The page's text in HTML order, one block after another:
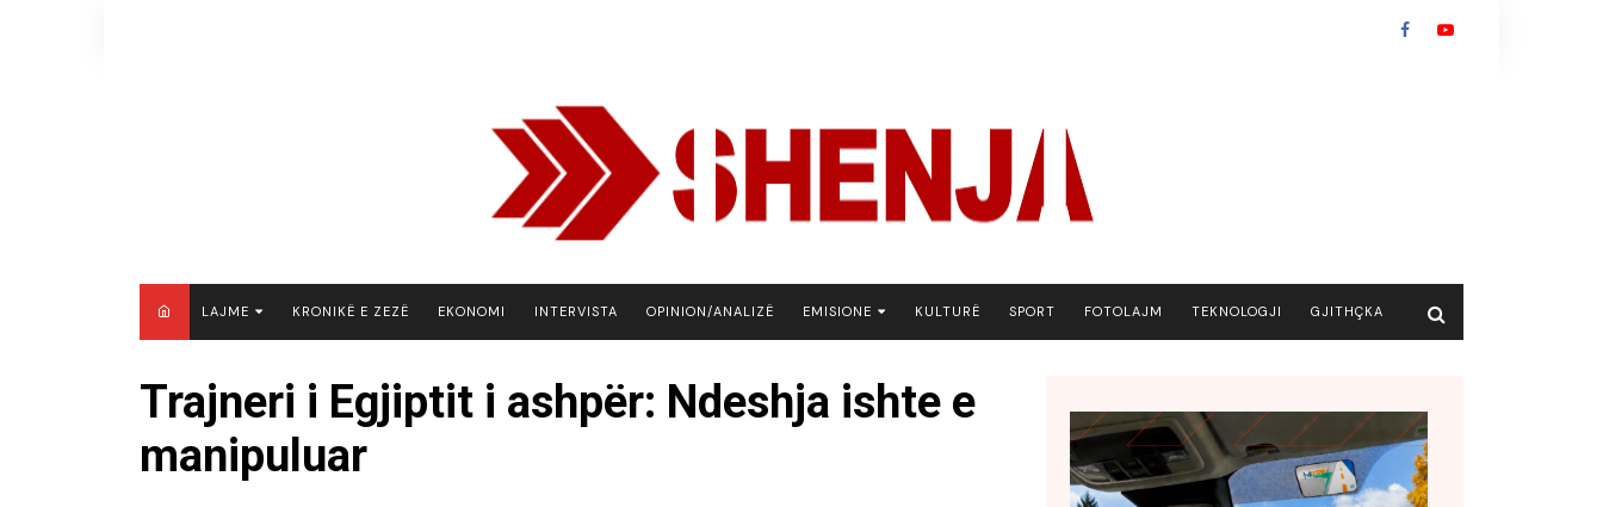
LAJME
KOSOVË
SHQIPËRI
RAJON
KRONIKË E ZEZË EKONOMI INTERVISTA OPINION/ANALIZË EMISIONE
BOTA NE FOKUS
KULTURË SPORT FOTOLAJM TEKNOLOGJI GJITHÇKA
Trajneri i Egjiptit i ashpër: Ndeshja ishte e
manipuluar